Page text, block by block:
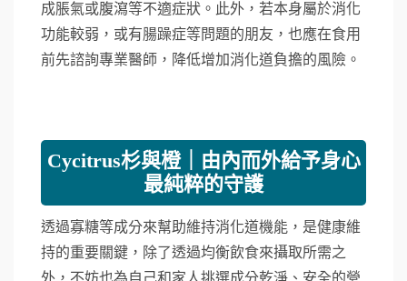
成脹氣或腹瀉等不適症狀。此外，若本身屬於消化
功能較弱，或有腸躁症等問題的朋友，也應在食用
前先諮詢專業醫師，降低增加消化道負擔的風險。
Cycitrus杉與橙｜由內而外給予身心
最純粹的守護
透過寡糖等成分來幫助維持消化道機能，是健康維
持的重要關鍵，除了透過均衡飲食來攝取所需之
外，不妨也為自己和家人挑選成分乾淨、安全的營